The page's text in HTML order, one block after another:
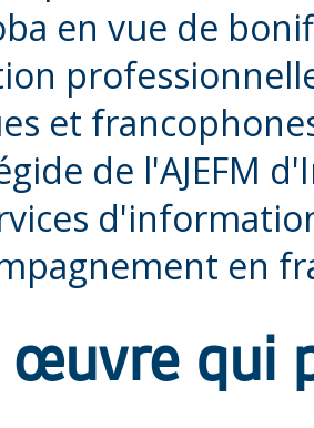
en vue de
et
de l'AJEFM
en
œuvre qui